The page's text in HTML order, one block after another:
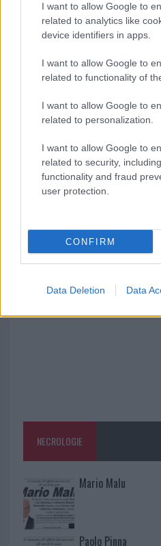
I want to allow Google to
related to analytics like
device identifiers in apps.
I want to allow Google to
related to functionality of
I want to allow Google to
related to personalization.
I want to allow Google to
related to security,
functionality and fraud
user protection.
CONFIRM
Data Deletion Data
Auto finisce
Arzachena
Incidente a Baia
2026
Le ultime offerte di
Cumuli di rifiuti a
segnalazione dei
NECROLOGIE
Mario Malu
Paolo Pinna